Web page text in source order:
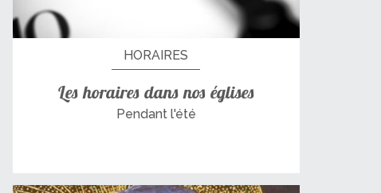
HORAIRES
Les horaires dans nos églises
Pendant l'été